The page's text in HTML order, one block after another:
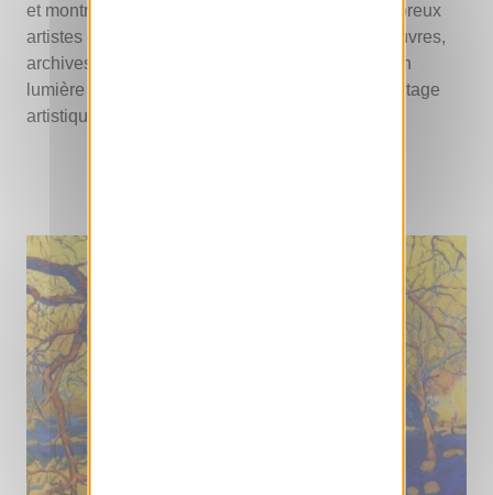
et montre comment son œuvre a inspiré de nombreux
artistes depuis la fin du XIXe siècle. À travers œuvres,
archives et créations contemporaines, elle met en
lumière la richesse et la transmission de son héritage
artistique.